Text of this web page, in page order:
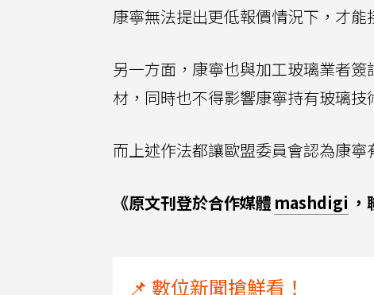
康寧無法提出更低報價情況下，才能
另一方面，康寧也與加工玻璃業者
材，同時也不得影響康寧持有玻璃技
而上述作法都讓歐盟委員會認為康
《原文刊登於合作媒體 mashdigi
📌 數位新聞搶鮮看！